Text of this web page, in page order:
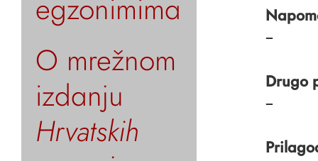
egzonimima
O mrežnom
izdanju
Hrvatskih
–
Drugo
–